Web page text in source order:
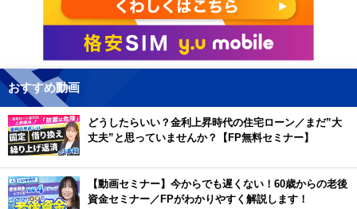
おすすめ動画
どうしたらいい？金利上昇時代の住宅ローン／まだ”大
丈夫”と思っていませんか？【FP無料セミナー】
【動画セミナー】今からでも遅くない！60歳からの老後
資金セミナー／FPがわかりやすく解説します！